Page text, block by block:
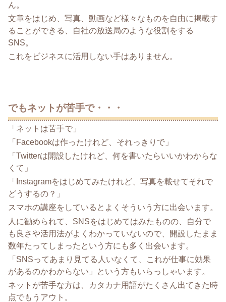
ん。
文章をはじめ、写真、動画など様々なものを自由に掲載す
ることができる、自社の放送局のような役割をする
SNS。
これをビジネスに活用しない手はありません。
でもネットが苦手で・・・
「ネットは苦手で」
「Facebookは作ったけれど、それっきりで」
「Twitterは開設したけれど、何を書いたらいいかわからな
くて」
「Instagramをはじめてみたけれど、写真を載せてそれで
どうするの？」
スマホの講座をしているとよくそういう方に出会います。
人に勧められて、SNSをはじめてはみたものの、自分で
も良さや活用法がよくわかっていないので、開設したまま
数年たってしまったという方にも多く出会います。
「SNSってあまり見てる人いなくて、これが仕事に効果
があるのかわからない」という方もいらっしゃいます。
ネットが苦手な方は、カタカナ用語がたくさん出てきた時
点でもうアウト。